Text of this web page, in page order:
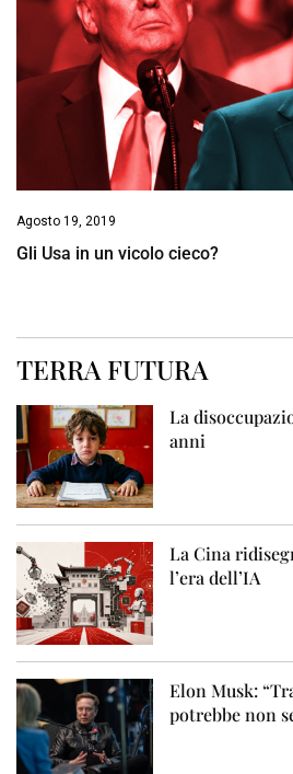
Agosto 19, 2019
Gli Usa in un vicolo cieco?
TERRA FUTURA
La
anni
La Cina
l’era dell’IA
Elon Musk:
potrebbe non